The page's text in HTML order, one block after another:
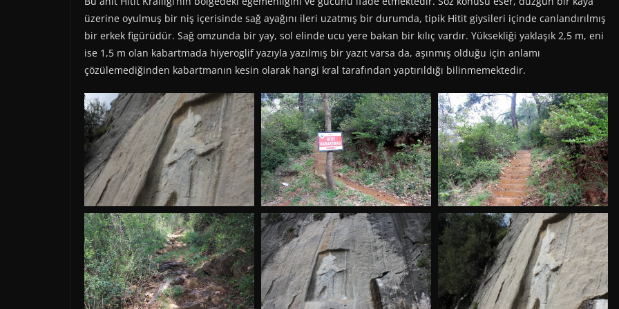
üzerine oyulmuş bir niş içerisinde sağ ayağını ileri uzatmış bir durumda, tipik Hitit giysileri içinde canlandırılmış
bir erkek figürüdür. Sağ omzunda bir yay, sol elinde ucu yere bakan bir kılıç vardır. Yüksekliği yaklaşık 2,5 m, eni
ise 1,5 m olan kabartmada hiyeroglif yazıyla yazılmış bir yazıt varsa da, aşınmış olduğu için anlamı
çözülemediğinden kabartmanın kesin olarak hangi kral tarafından yaptırıldığı bilinmemektedir.